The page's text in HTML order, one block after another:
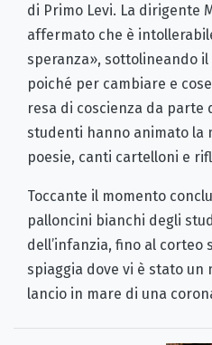
di Primo Levi. La dirigente
affermato che è
speranza», sottolineando il
poiché per cambiare e
resa di coscienza da parte
studenti hanno animato la
poesie, canti cartelloni e
Toccante il momento
palloncini bianchi degli
dell’infanzia, fino al corteo
spiaggia dove vi è stato
lancio in mare di una